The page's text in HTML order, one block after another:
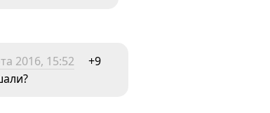
2016, 15:52
+9